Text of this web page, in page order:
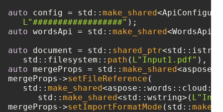
auto config = std:: make_shared
L"##################"
auto wordsApi = std:: make_shared
auto document = std:: shared_ptr
   std::filesystem::
path ( L"Input1.pdf"
auto mergeProps = std:: make_shared
mergeProps->setFileReference (
   std::
make_shared
      std::
make_shared<std::wstring>(
mergeProps->setImportFormatMode (std::